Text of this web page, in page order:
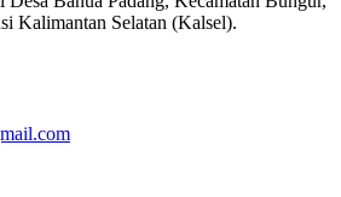
Kalimantan Selatan (Kalsel).